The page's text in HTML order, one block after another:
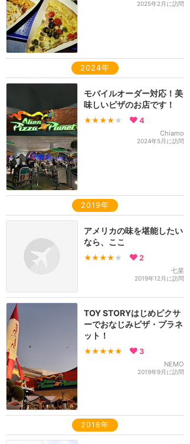
2025年2月に訪問
2024年
モバイルオーダー対応！美
味しいピザのお店です！
★★★★ ★ 4
Chiamo
2024年5月に訪問
2019年
アメリカの味を堪能したい
なら、ここ
★★★★ ★ 2
七菜
2019年12月に訪問
TOY STORYはじめピクサ
ーでおなじみピザ・プラネ
ット！
★★★★★ 3
NEMO
2019年9月に訪問
2018年